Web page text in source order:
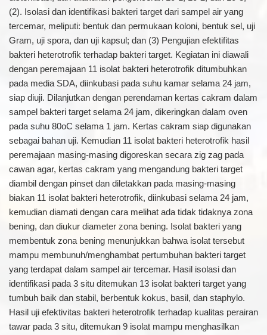
(2). Isolasi dan identifikasi bakteri target dari sampel air yang
tercemar, meliputi: bentuk dan permukaan koloni, bentuk sel, uji
Gram, uji spora, dan uji kapsul; dan (3) Pengujian efektifitas
bakteri heterotrofik terhadap bakteri target. Kegiatan ini diawali
dengan peremajaan 11 isolat bakteri heterotrofik ditumbuhkan
pada media SDA, diinkubasi pada suhu kamar selama 24 jam,
siap diuji. Dilanjutkan dengan perendaman kertas cakram dalam
sampel bakteri target selama 24 jam, dikeringkan dalam oven
pada suhu 80oC selama 1 jam. Kertas cakram siap digunakan
sebagai bahan uji. Kemudian 11 isolat bakteri heterotrofik hasil
peremajaan masing-masing digoreskan secara zig zag pada
cawan agar, kertas cakram yang mengandung bakteri target
diambil dengan pinset dan diletakkan pada masing-masing
biakan 11 isolat bakteri heterotrofik, diinkubasi selama 24 jam,
kemudian diamati dengan cara melihat ada tidak tidaknya zona
bening, dan diukur diameter zona bening. Isolat bakteri yang
membentuk zona bening menunjukkan bahwa isolat tersebut
mampu membunuh/menghambat pertumbuhan bakteri target
yang terdapat dalam sampel air tercemar. Hasil isolasi dan
identifikasi pada 3 situ ditemukan 13 isolat bakteri target yang
tumbuh baik dan stabil, berbentuk kokus, basil, dan staphylo.
Hasil uji efektivitas bakteri heterotrofik terhadap kualitas perairan
tawar pada 3 situ, ditemukan 9 isolat mampu menghasilkan